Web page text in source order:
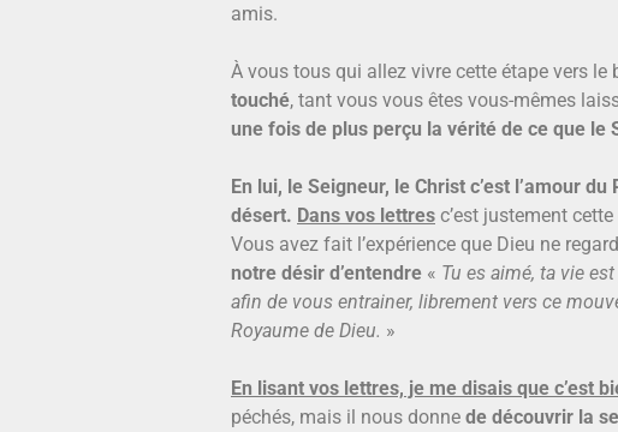
amis.
À vous tous qui allez vivre cette étape vers
touché, tant vous vous êtes vous-mêmes
une fois de plus perçu la vérité de ce que
En lui, le Seigneur, le Christ c’est l’amour
désert. Dans vos lettres c’est justement
Vous avez fait l’expérience que Dieu ne
notre désir d’entendre « Tu es aimé, ta vie
afin de vous entrainer, librement vers ce
Royaume de Dieu. »
En lisant vos lettres, je me disais que c’est
péchés, mais il nous donne de découvrir la